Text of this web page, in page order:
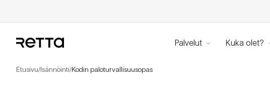
Palvelut Kuka olet?
Etusivu/Isännöinti/Kodin paloturvallisuusopas